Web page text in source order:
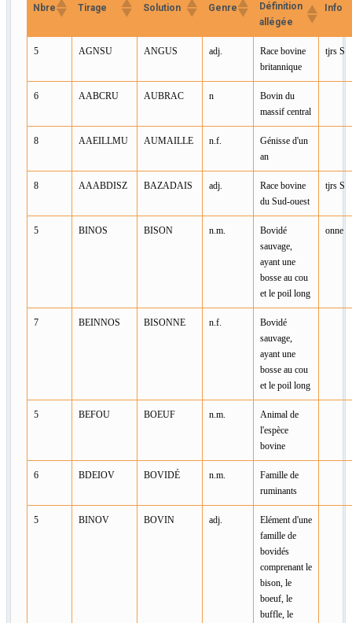
Nbre Tirage Solution Genre
Définition
allégée
Info
5 AGNSU ANGUS adj.
Race bovine
britannique
tjrs S
6 AABCRU AUBRAC n
Bovin du
massif central
8 AAEILLMU AUMAILLE n.f.
Génisse d'un
an
8 AAABDISZ BAZADAIS adj.
Race bovine
du Sud-ouest
tjrs S
5 BINOS BISON n.m.
Bovidé
sauvage,
ayant une
bosse au cou
et le poil long
onne
7 BEINNOS BISONNE n.f.
Bovidé
sauvage,
ayant une
bosse au cou
et le poil long
5 BEFOU BOEUF n.m.
Animal de
l'espèce
bovine
6 BDEIOV BOVIDÉ n.m.
Famille de
ruminants
5 BINOV BOVIN adj.
Elément d'une
famille de
bovidés
comprenant le
bison, le
boeuf, le
buffle, le